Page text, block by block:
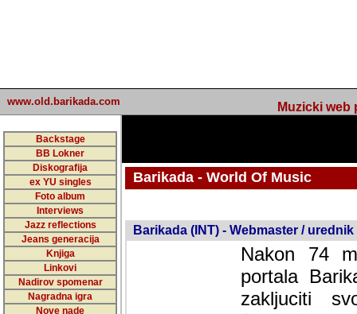
www.old.barikada.com Muzicki web
Backstage
BB Lokner
Diskografija
ex YU singles
Foto album
Interviews
Jazz reflections
Jeans generacija
Knjiga
Linkovi
Nadirov spomenar
Nagradna igra
Nove nade
Barikada - World Of Music
Barikada (INT) - Webmaster / urednik
Nakon 74
portala
zakljuciti